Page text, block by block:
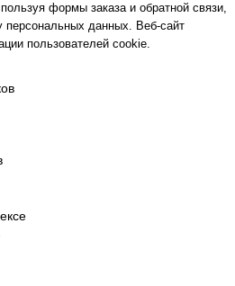
формы заказа и обратной связи,
персональных данных. Веб-сайт
пользователей cookie.